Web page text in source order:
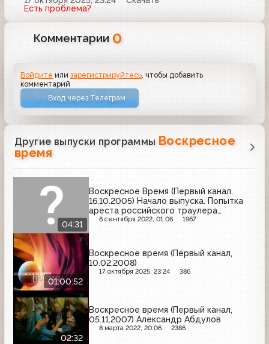
Есть проблема?
Комментарии 0
Войдите илизарегистрируйтесь, чтобы добавить
комментарий
Вход через Телеграм
Другие выпуски программы Воскресное
время
04:31
Воскресное Время (Первый канал,
16.10.2005) Начало выпуска. Попытка
ареста российского траулера
норвежскими пограничниками возле
6 сентября 2022, 01:06 1967
01:00:52
Воскресное время (Первый канал,
10.02.2008)
17 октября 2025, 23:24 386
02:32
Воскресное время (Первый канал,
05.11.2007) Александр Абдулов
8 марта 2022, 20:06 2386